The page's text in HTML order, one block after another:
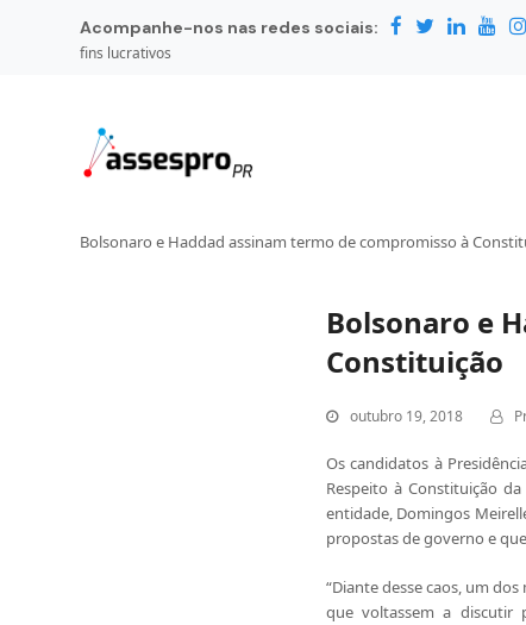
Acompanhe-nos nas redes sociais:
fins lucrativos
Bolsonaro e Haddad assinam termo de compromisso à
Bolsonaro e
Constituição
outubro 19, 2018
Os candidatos à
Respeito à Constituição
entidade, Domingos
propostas de governo e
“Diante desse caos, um
que voltassem a discutir